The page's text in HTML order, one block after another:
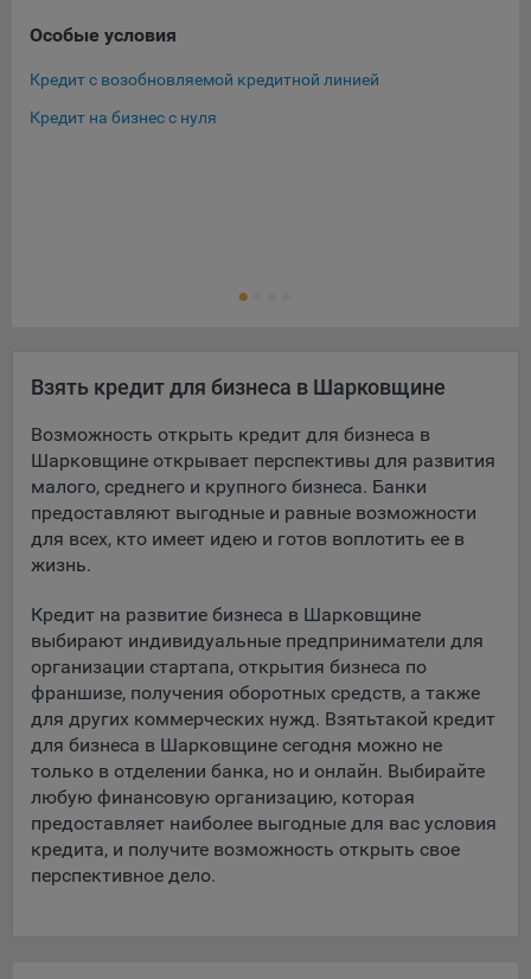
Особые условия
Кредит с возобновляемой кредитной линией
Кредит на бизнес с нуля
Взять кредит для бизнеса в Шарковщине
Возможность открыть кредит для бизнеса в
Шарковщине открывает перспективы для развития
малого, среднего и крупного бизнеса. Банки
предоставляют выгодные и равные возможности
для всех, кто имеет идею и готов воплотить ее в
жизнь.
Кредит на развитие бизнеса в Шарковщине
выбирают индивидуальные предприниматели для
организации стартапа, открытия бизнеса по
франшизе, получения оборотных средств, а также
для других коммерческих нужд. Взятьтакой кредит
для бизнеса в Шарковщине сегодня можно не
только в отделении банка, но и онлайн. Выбирайте
любую финансовую организацию, которая
предоставляет наиболее выгодные для вас условия
кредита, и получите возможность открыть свое
перспективное дело.